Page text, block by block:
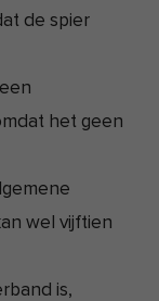
de spier
het geen
wel vijftien
is,